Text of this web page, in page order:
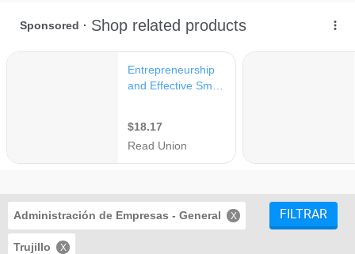
Administración de Empresas - General
Trujillo
FILTRAR